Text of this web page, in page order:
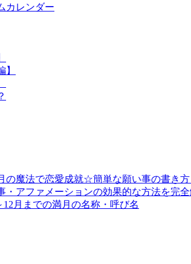
カレンダー
の魔法で恋愛成就☆簡単な願い事の書き
・アファメーションの効果的な方法を完全
月までの満月の名称・呼び名